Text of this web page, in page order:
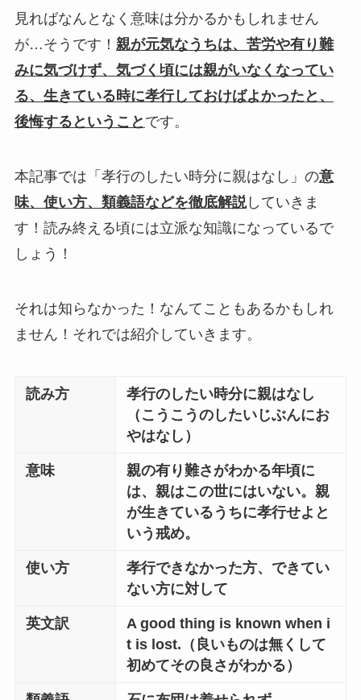
見ればなんとなく意味は分かるかもしれません
が…そうです！ 親が元気なうちは、苦労や有り難
みに気づけず、気づく頃には親がいなくなってい
る、生きている時に孝行しておけばよかったと、
後悔するということ です。
本記事では「孝行のしたい時分に親はなし」の意
味、使い方、類義語などを徹底解説していきま
す！読み終える頃には立派な知識になっているで
しょう！
それは知らなかった！なんてこともあるかもしれ
ません！それでは紹介していきます。
読み方
孝行のしたい時分に親はなし
（こうこうのしたいじぶんにお
やはなし）
意味
親の有り難さがわかる年頃に
は、親はこの世にはいない。親
が生きているうちに孝行せよと
いう戒め。
使い方
孝行できなかった方、できてい
ない方に対して
英文訳
A good thing is known when i
t is lost.（良いものは無くして
初めてその良さがわかる）